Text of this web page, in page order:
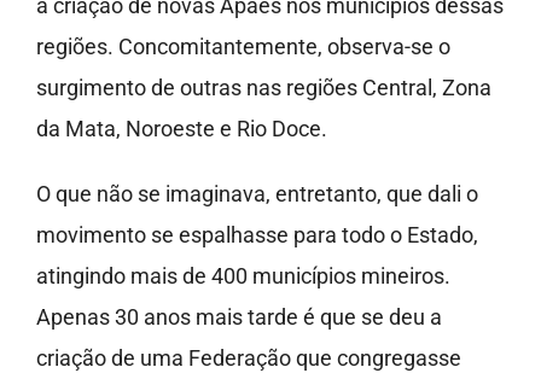
regiões. Concomitantemente, observa-se o
surgimento de outras nas regiões Central, Zona
da Mata, Noroeste e Rio Doce.
O que não se imaginava, entretanto, que dali o
movimento se espalhasse para todo o Estado,
atingindo mais de 400 municípios mineiros.
Apenas 30 anos mais tarde é que se deu a
criação de uma Federação que congregasse